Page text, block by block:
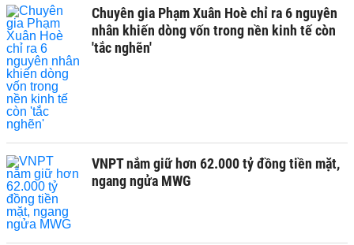
Chuyên gia Phạm Xuân Hoè chỉ ra 6 nguyên
nhân khiến dòng vốn trong nền kinh tế còn
'tắc nghẽn'
VNPT nắm giữ hơn 62.000 tỷ đồng tiền mặt,
ngang ngửa MWG